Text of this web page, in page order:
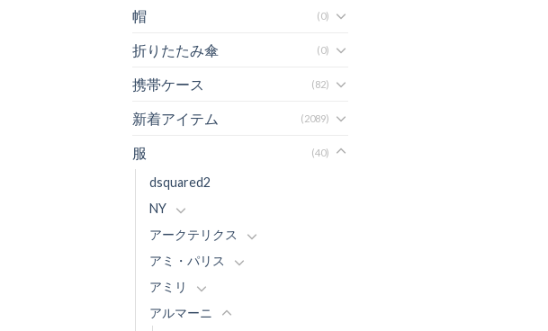
帽 (0)
折りたたみ傘 (0)
携帯ケース (82)
新着アイテム (2089)
服 (40)
dsquared2
NY
アークテリクス
アミ・パリス
アミリ
アルマーニ